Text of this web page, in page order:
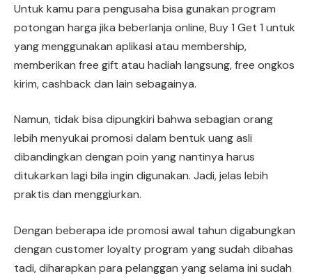
Untuk kamu para pengusaha bisa gunakan program
potongan harga jika beberlanja online, Buy 1 Get 1 untuk
yang menggunakan aplikasi atau membership,
memberikan free gift atau hadiah langsung, free ongkos
kirim, cashback dan lain sebagainya.
Namun, tidak bisa dipungkiri bahwa sebagian orang
lebih menyukai promosi dalam bentuk uang asli
dibandingkan dengan poin yang nantinya harus
ditukarkan lagi bila ingin digunakan. Jadi, jelas lebih
praktis dan menggiurkan.
Dengan beberapa ide promosi awal tahun digabungkan
dengan customer loyalty program yang sudah dibahas
tadi, diharapkan para pelanggan yang selama ini sudah